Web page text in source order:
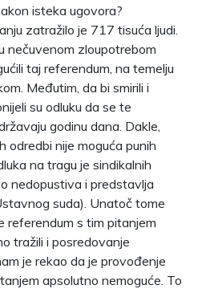
isteka ugovora?
zatražilo je 717 tisuća ljudi.
nečuvenom zloupotrebom
taj referendum, na temelju
Međutim, da bi smirili i
su odluku da se te
godinu dana. Dakle,
odredbi nije moguća punih
na tragu je sindikalnih
nedopustiva i predstavlja
suda). Unatoč tome
referendum s tim pitanjem
tražili i posredovanje
je rekao da je provođenje
apsolutno nemoguće. To